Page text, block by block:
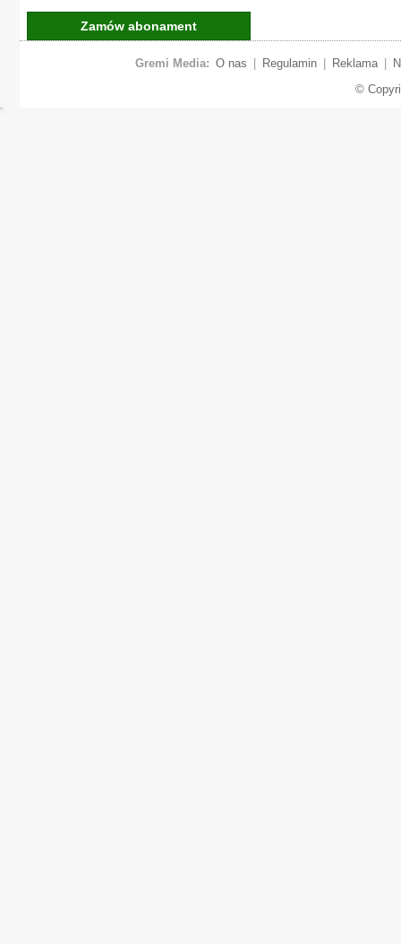
Zamów abonament
Gremi Media: O nas Regulamin Reklama
©